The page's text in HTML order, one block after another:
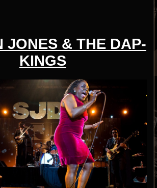
JONES & THE DAP-
KINGS